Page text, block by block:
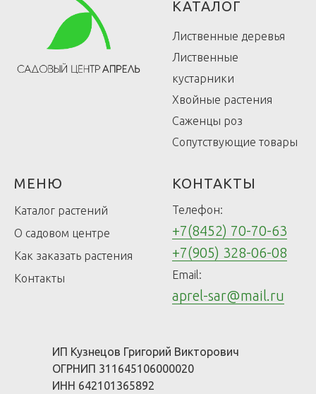
КАТАЛОГ
Лиственные деревья
Лиственные
кустарники
Хвойные растения
Саженцы роз
Сопутствующие товары
МЕНЮ
Каталог растений
О садовом центре
Как заказать растения
Контакты
КОНТАКТЫ
Телефон:
+7(8452) 70-70-63
+7(905) 328-06-08
Email:
aprel-sar@mail.ru
ИП Кузнецов Григорий Викторович
ОГРНИП 311645106000020
ИНН 642101365892